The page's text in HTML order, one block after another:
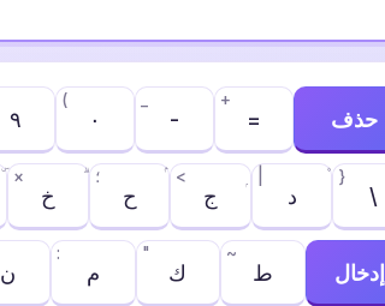
٩ ٠
(
- =
+
حذف
خ
×
ح
؛
ج
<
د \
}
ن م
:
ك
"
ط
~
إدخال